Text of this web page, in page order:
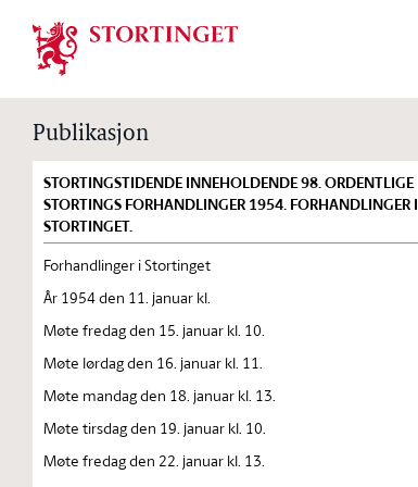
Stortinget.no
Publikasjon
STORTINGSTIDENDE INNEHOLDENDE 98. ORDENTLIGE
STORTINGS FORHANDLINGER 1954. FORHANDLINGER I
STORTINGET.
Forhandlinger i Stortinget
År 1954 den 11. januar kl.
Møte fredag den 15. januar kl. 10.
Møte lørdag den 16. januar kl. 11.
Møte mandag den 18. januar kl. 13.
Møte tirsdag den 19. januar kl. 10.
Møte fredag den 22. januar kl. 13.